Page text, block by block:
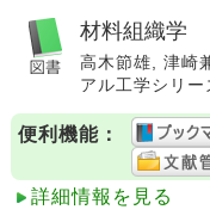
材料組織学
高木節雄, 津崎
アル工学シリ
便利機能：
詳細情報を見る